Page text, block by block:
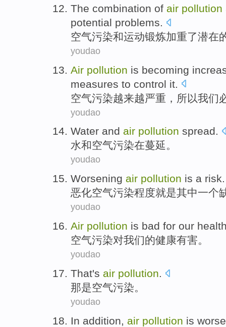
The combination of air pollution
potential problems.
空气污染和运动锻炼加重了潜在
youdao
Air pollution is becoming
measures to control it.
空气污染越来越严重 ， 所以我们
youdao
Water and air pollution spread.
水和空气污染在蔓延。
youdao
Worsening air pollution is a risk.
恶化空气污染程度就是其中一个
youdao
Air pollution is bad for our
空气污染对我们的健康有害。
youdao
That's air pollution.
那是空气污染。
youdao
In addition air pollution is